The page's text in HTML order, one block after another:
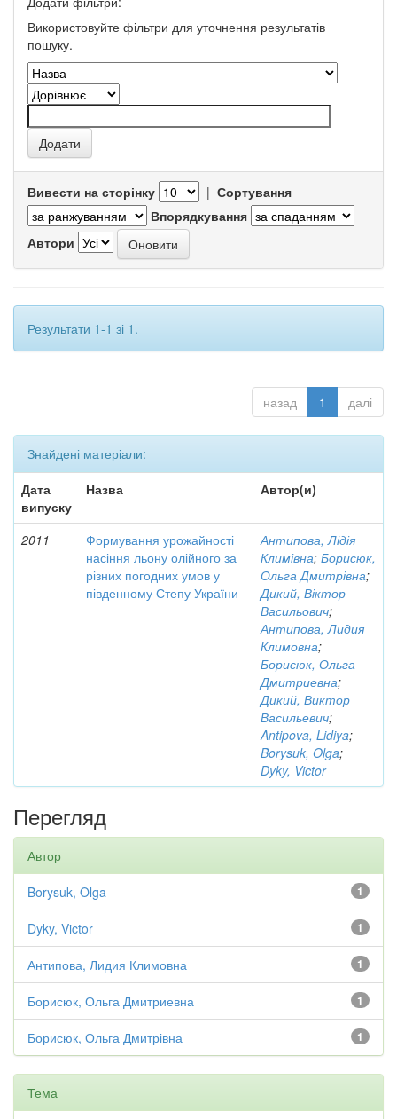
Використовуйте фільтри для уточнення результатів
пошуку.
Вивести на сторінку | Сортування
Впорядкування
Автори
Результати 1-1 зі 1.
назад 1 далі
Знайдені матеріали:
Дата
випуску
Назва Автор(и)
2011
Формування урожайності
насіння льону олійного за
різних погодних умов у
південному Степу України
Антипова, Лідія
Климівна; Борисюк,
Ольга Дмитрівна;
Дикий, Віктор
Васильович;
Антипова, Лидия
Климовна;
Борисюк, Ольга
Дмитриевна;
Дикий, Виктор
Васильевич;
Antipova, Lidiya;
Borysuk, Olga;
Dyky, Victor
Перегляд
Автор
1
Borysuk, Olga
1
Dyky, Victor
1
Антипова, Лидия Климовна
1
Борисюк, Ольга Дмитриевна
1
Борисюк, Ольга Дмитрівна
Тема